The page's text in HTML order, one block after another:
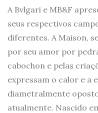
A Bvlgari e MB&F
seus respectivos
diferentes. A Maison,
por seu amor por
cabochon e pelas
expressam o calor e a
diametralmente
atualmente. Nascido